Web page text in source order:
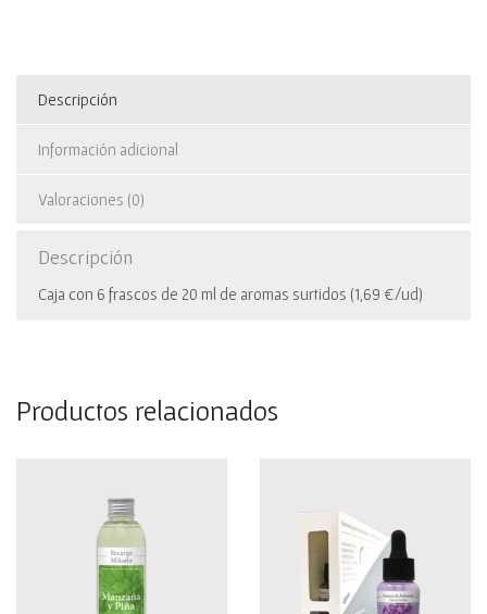
Descripción
Información adicional
Valoraciones (0)
Descripción
Caja con 6 frascos de 20 ml de aromas surtidos (1,69 €/ud)
Productos relacionados